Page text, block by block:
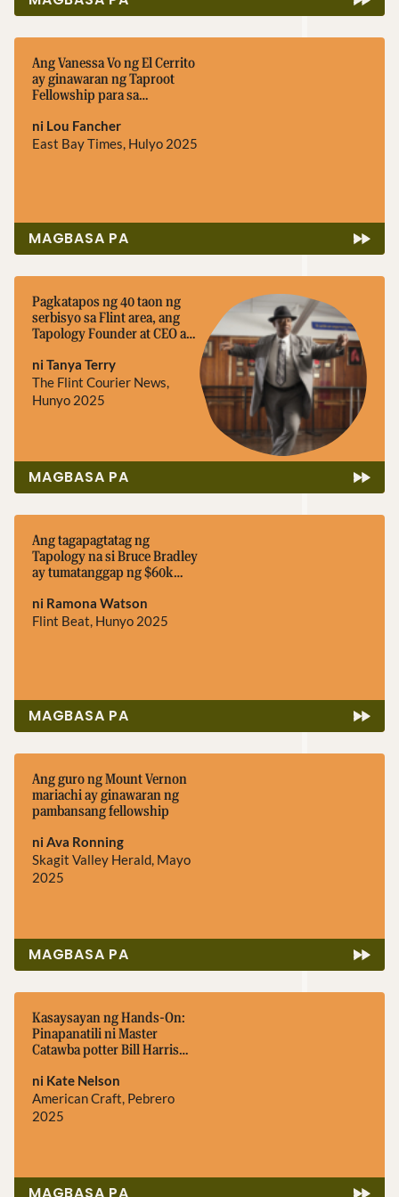
Ang Vanessa Vo ng El Cerrito
ay ginawaran ng Taproot
Fellowship para sa
ni Lou Fancher
East Bay Times, Hulyo 2025
MAGBASA PA
Pagkatapos ng 40 taon ng
serbisyo sa Flint area, ang
Tapology Founder at CEO ay
Fellowship
ni Tanya Terry
The Flint Courier News,
Hunyo 2025
MAGBASA PA
Ang tagapagtatag ng
Tapology na si Bruce Bradley
ay tumatanggap ng $60k
ng komunidad
ni Ramona Watson
Flint Beat, Hunyo 2025
MAGBASA PA
Ang guro ng Mount Vernon
mariachi ay ginawaran ng
pambansang fellowship
ni Ava Ronning
Skagit Valley Herald, Mayo
2025
MAGBASA PA
Kasaysayan ng Hands-On:
Pinapanatili ni Master
Catawba potter Bill Harris—
taong gulang na kultural na
kasanayan.
ni Kate Nelson
American Craft, Pebrero
2025